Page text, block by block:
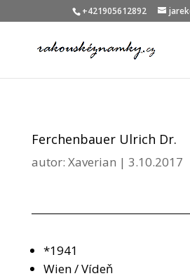
+421905612892
Ferchenbauer Ulrich Dr.
autor: Xaverian | 3.10.2017
*1941
Wien / Vídeň